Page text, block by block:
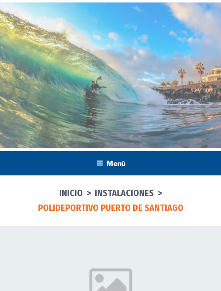
Saltar
al
contenido
Menú
INICIO > INSTALACIONES >
POLIDEPORTIVO PUERTO DE SANTIAGO